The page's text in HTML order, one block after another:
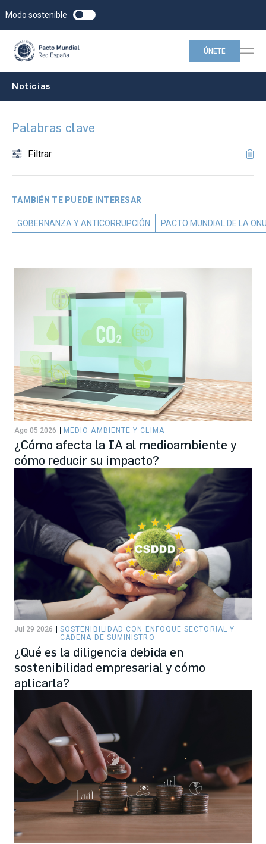
Modo sostenible
ÚNETE
Noticias
Palabras clave
Filtrar
TAMBIÉN TE PUEDE INTERESAR
GOBERNANZA Y ANTICORRUPCIÓN PACTO MUNDIAL DE LA
Ago 05 2026 MEDIO AMBIENTE Y CLIMA
¿Cómo afecta la IA al medioambiente y
cómo reducir su impacto?
Jul 29 2026
SOSTENIBILIDAD CON ENFOQUE SECTORIAL Y
CADENA DE SUMINISTRO
¿Qué es la diligencia debida en
sostenibilidad empresarial y cómo
aplicarla?